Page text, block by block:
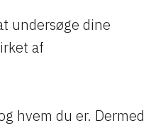
undersøge dine
af
hvem du er. Dermed